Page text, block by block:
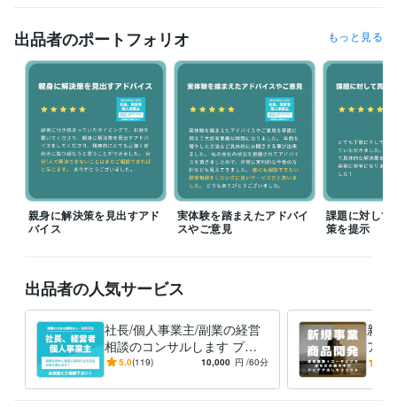
整をお願いいたします。
◆キャンセルの対応について◆
連絡がつかない等の購入者様都合のキャンセルの場合は、サービス提供
日の翌日までにご連絡ください。ご連絡がいただけない際には、自動的
に料金を決済させていただく場合がございます。ご注意ください。
経験職種
マーケティング / デジタルマーケティング 経験年数 : 20年
営業 / 法人営業 経験年数 : 10年
コンサルタント / 経営コンサルタント 経験年数 : 3年
経営・マネジメント / 経営者・CEO・COO
職歴
ベンチャー企業（専門商社） 営業職、企画職
月
映画、映像コンテンツ製造販売 営業職 2000年6月 ~ 2002年2月
ベンチャー企業（人材サービス業・人材派遣・人材紹介） 2002年3
月 ~ 2008年2月
ベンチャー企業（人材サービス業・人材派遣・人材紹介・教育研修・
海外人材）
2008年3月 ~ 現在
出品者のポートフォリオ もっと見る
親身に解決策を見出すアド
バイス
実体験を踏まえたアドバイ
スやご意見
課題に対して
策を提示
出品者の人気サービス
社長/個人事業主/副業の経営
相談のコンサルします プロ
の経営コンサルタントが年商
え！
5.0(119) 10,000 円 /60分
新規
ア出
経験
現化